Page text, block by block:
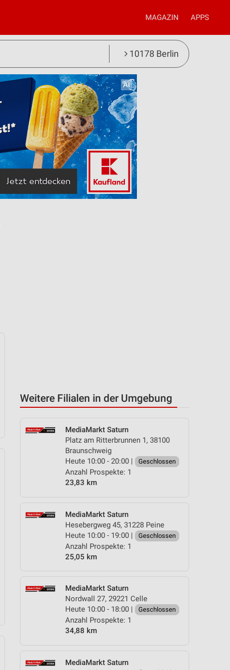
MAGAZIN APPS
10178 Berlin
Weitere Filialen in der Umgebung
MediaMarkt Saturn
Platz am Ritterbrunnen 1, 38100
Braunschweig
Heute 10:00 - 20:00 |
Geschlossen
Anzahl Prospekte: 1
23,83 km
MediaMarkt Saturn
Hesebergweg 45, 31228 Peine
Heute 10:00 - 19:00 |
Geschlossen
Anzahl Prospekte: 1
25,05 km
MediaMarkt Saturn
Nordwall 27, 29221 Celle
Heute 10:00 - 18:00 |
Geschlossen
Anzahl Prospekte: 1
34,88 km
MediaMarkt Saturn